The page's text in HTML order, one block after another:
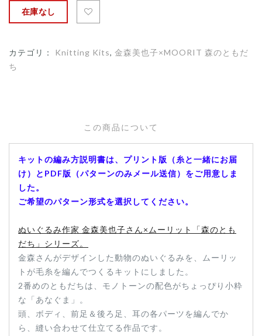
在庫なし
カテゴリ： Knitting Kits, 金森美也子×MOORIT 森のともだ
ち
この商品について
キットの編み方説明書は、プリント版（糸と一緒にお届
け）とPDF版（パターンのみメール送信）をご用意しま
した。
ご希望のパターン形式を選択してください。
ぬいぐるみ作家 金森美也子さん×ムーリット「森のとも
だち」シリーズ。
金森さんがデザインした動物のぬいぐるみを、ムーリッ
トが毛糸を編んでつくるキットにしました。
2番めのともだちは、モノトーンの配色がちょっぴり小粋
な「あなぐま」。
頭、ボディ、前足＆後ろ足、耳の各パーツを編んでか
ら、縫い合わせて仕立てる作品です。